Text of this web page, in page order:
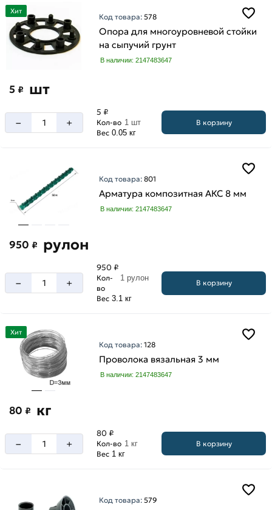
Хит
Код товара:578
Опора для многоуровневой стойки
на сыпучий грунт
В наличии: 2147483647
5 ₽ шт
– +
5 ₽
Кол-во 1 шт
Вес 0.05 кг
В корзину
Код товара:801
Арматура композитная АКС 8 мм
В наличии: 2147483647
950 ₽ рулон
– +
950 ₽
Кол-
во
1 рулон
Вес 3.1 кг
В корзину
Хит
Код товара:128
Проволока вязальная 3 мм
В наличии: 2147483647
80 ₽ кг
– +
80 ₽
Кол-во 1 кг
Вес 1 кг
В корзину
Код товара:579